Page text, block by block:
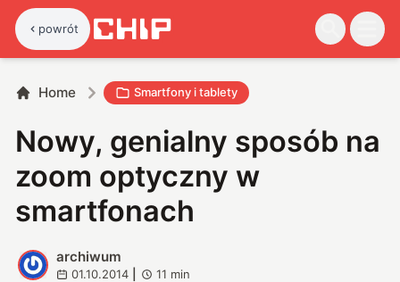
powrót
Home Smartfony i tablety
Nowy, genialny sposób na
zoom optyczny w
smartfonach
A
archiwum
01.10.2014 11 min